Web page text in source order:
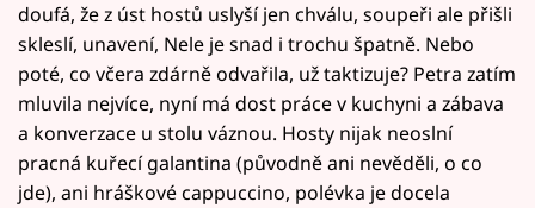
doufá, že z úst hostů uslyší jen chválu, soupeři ale přišli
skleslí, unavení, Nele je snad i trochu špatně. Nebo
poté, co včera zdárně odvařila, už taktizuje? Petra zatím
mluvila nejvíce, nyní má dost práce v kuchyni a zábava
a konverzace u stolu váznou. Hosty nijak neoslní
pracná kuřecí galantina (původně ani nevěděli, o co
jde), ani hráškové cappuccino, polévka je docela